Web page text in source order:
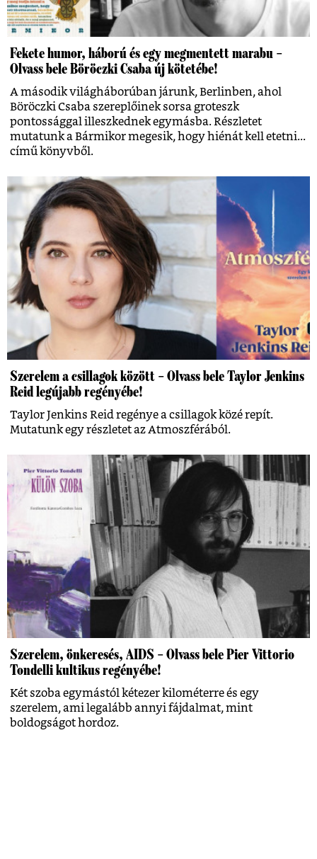
Fekete humor, háború és egy megmentett marabu –
Olvass bele Böröczki Csaba új kötetébe!
A második világháborúban járunk, Berlinben, ahol
Böröczki Csaba szereplőinek sorsa groteszk
pontossággal illeszkednek egymásba. Részletet
mutatunk a Bármikor megesik, hogy hiénát kell etetni...
című könyvből.
Szerelem a csillagok között – Olvass bele Taylor Jenkins
Reid legújabb regényébe!
Taylor Jenkins Reid regénye a csillagok közé repít.
Mutatunk egy részletet az Atmoszférából.
Szerelem, önkeresés, AIDS – Olvass bele Pier Vittorio
Tondelli kultikus regényébe!
Két szoba egymástól kétezer kilométerre és egy
szerelem, ami legalább annyi fájdalmat, mint
boldogságot hordoz.